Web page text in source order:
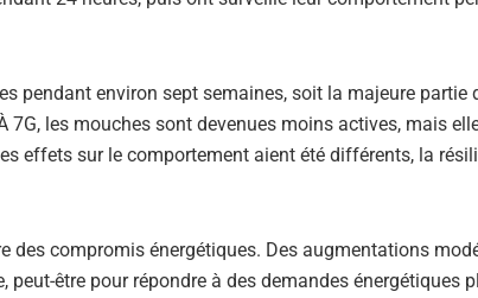
pendant environ sept semaines, soit la majeure partie
7G, les mouches sont devenues moins actives, mais
effets sur le comportement aient été différents, la
des compromis énergétiques. Des augmentations
être pour répondre à des demandes énergétiques